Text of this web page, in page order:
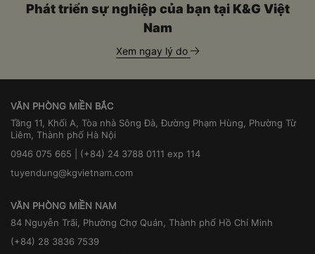
Phát triển sự nghiệp của bạn tại K&G Việt
Nam
Xem ngay lý do
VĂN PHÒNG MIỀN BẮC
Tầng 11, Khối A, Tòa nhà Sông Đà, Đường Phạm Hùng, Phường Từ
Liêm, Thành phố Hà Nội
0946 075 665 | (+84) 24 3788 0111 exp 114
tuyendung@kgvietnam.com
VĂN PHÒNG MIỀN NAM
84 Nguyễn Trãi, Phường Chợ Quán, Thành phố Hồ Chí Minh
(+84) 28 3836 7539